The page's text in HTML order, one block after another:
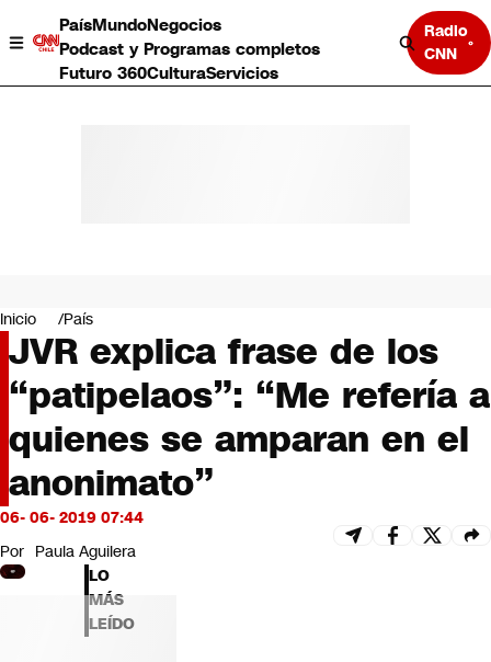
PaísMundoNegocios
Podcast y Programas completos
Futuro 360CulturaServicios
Radio
CNN
Negocios
Deportes
Programas completos
Cultura
Servicios
Bits
CNN Data
CNN tiempo
Futuro 360
Inicio País
JVR explica frase de los
“patipelaos”: “Me refería a
quienes se amparan en el
anonimato”
06- 06- 2019 07:44
Por Paula Aguilera
LO
MÁS
LEÍDO